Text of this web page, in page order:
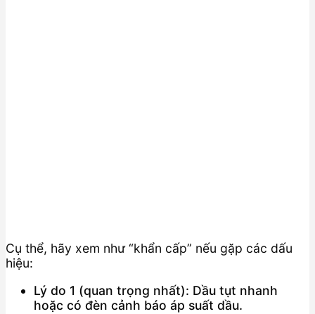
Cụ thể, hãy xem như “khẩn cấp” nếu gặp các dấu
hiệu:
Lý do 1 (quan trọng nhất): Dầu tụt nhanh
hoặc có đèn cảnh báo áp suất dầu.